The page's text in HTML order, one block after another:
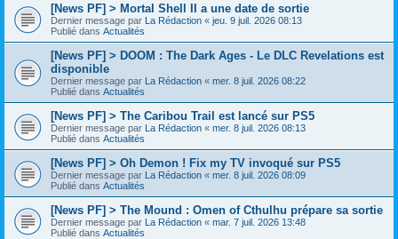
[News PF] > Mortal Shell II a une date de sortie
Dernier message par La Rédaction « jeu. 9 juil. 2026 08:13
Publié dans Actualités
[News PF] > DOOM : The Dark Ages - Le DLC Revelations est
disponible
Dernier message par La Rédaction « mer. 8 juil. 2026 08:22
Publié dans Actualités
[News PF] > The Caribou Trail est lancé sur PS5
Dernier message par La Rédaction « mer. 8 juil. 2026 08:13
Publié dans Actualités
[News PF] > Oh Demon ! Fix my TV invoqué sur PS5
Dernier message par La Rédaction « mer. 8 juil. 2026 08:09
Publié dans Actualités
[News PF] > The Mound : Omen of Cthulhu prépare sa sortie
Dernier message par La Rédaction « mar. 7 juil. 2026 13:48
Publié dans Actualités